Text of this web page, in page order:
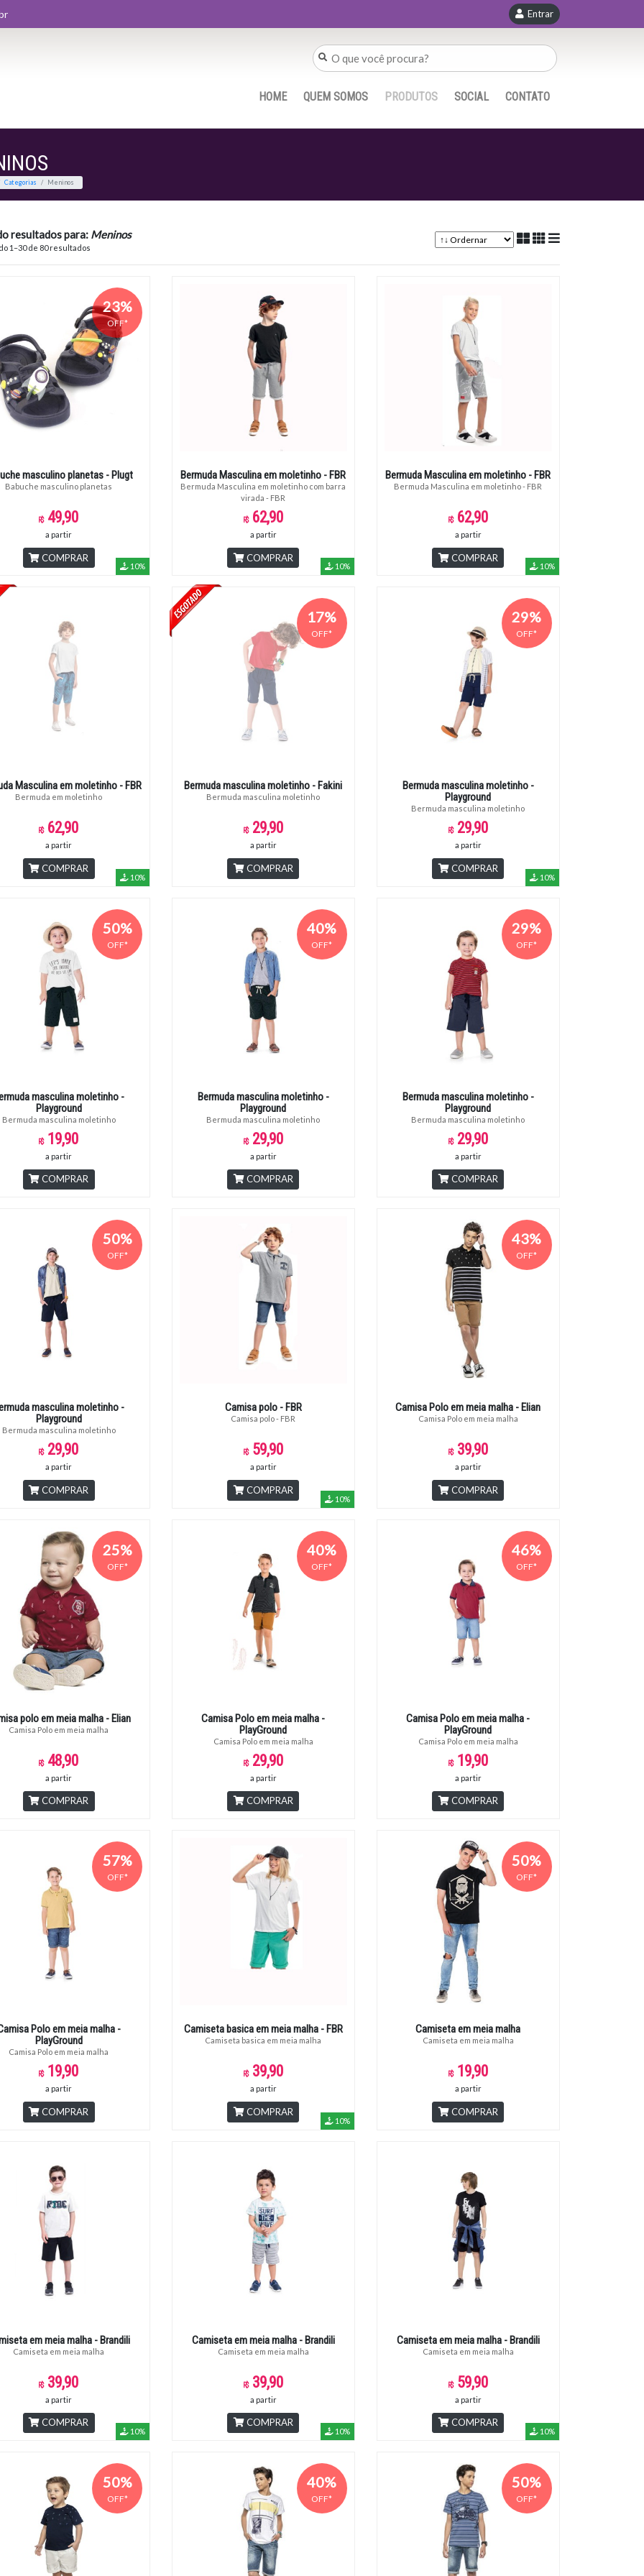
Entrar
HOME QUEM SOMOS PRODUTOS SOCIAL CONTATO
Home Categorias
resultados para: Meninos
1–30 de 80 resultados
23%
OFF*
masculino planetas - Plugt
Babuche masculino planetas
49,90
a partir
COMPRAR
10%
Bermuda Masculina em moletinho - FBR
Bermuda Masculina em moletinho com barra
virada - FBR
62,90
a partir
COMPRAR
10%
Bermuda Masculina em moletinho - FBR
Bermuda Masculina em moletinho - FBR
62,90
a partir
COMPRAR
10%
Masculina em moletinho - FBR
Bermuda em moletinho
62,90
a partir
COMPRAR
10%
17%
OFF*
Bermuda masculina moletinho - Fakini
Bermuda masculina moletinho
29,90
a partir
COMPRAR
29%
OFF*
Bermuda masculina moletinho -
Playground
Bermuda masculina moletinho
29,90
a partir
COMPRAR
10%
50%
OFF*
masculina moletinho -
Playground
Bermuda masculina moletinho
19,90
a partir
COMPRAR
40%
OFF*
Bermuda masculina moletinho -
Playground
Bermuda masculina moletinho
29,90
a partir
COMPRAR
29%
OFF*
Bermuda masculina moletinho -
Playground
Bermuda masculina moletinho
29,90
a partir
COMPRAR
50%
OFF*
masculina moletinho -
Playground
Bermuda masculina moletinho
29,90
a partir
COMPRAR
Camisa polo - FBR
Camisa polo - FBR
59,90
a partir
COMPRAR
10%
43%
OFF*
Camisa Polo em meia malha - Elian
Camisa Polo em meia malha
39,90
a partir
COMPRAR
25%
OFF*
polo em meia malha - Elian
Camisa Polo em meia malha
48,90
a partir
COMPRAR
40%
OFF*
Camisa Polo em meia malha -
PlayGround
Camisa Polo em meia malha
29,90
a partir
COMPRAR
46%
OFF*
Camisa Polo em meia malha -
PlayGround
Camisa Polo em meia malha
19,90
a partir
COMPRAR
57%
OFF*
Polo em meia malha -
PlayGround
Camisa Polo em meia malha
19,90
a partir
COMPRAR
Camiseta basica em meia malha - FBR
Camiseta basica em meia malha
39,90
a partir
COMPRAR
10%
50%
OFF*
Camiseta em meia malha
Camiseta em meia malha
19,90
a partir
COMPRAR
em meia malha - Brandili
Camiseta em meia malha
39,90
a partir
COMPRAR
10%
Camiseta em meia malha - Brandili
Camiseta em meia malha
39,90
a partir
COMPRAR
10%
Camiseta em meia malha - Brandili
Camiseta em meia malha
59,90
a partir
COMPRAR
10%
50%
OFF*
40%
OFF*
50%
OFF*